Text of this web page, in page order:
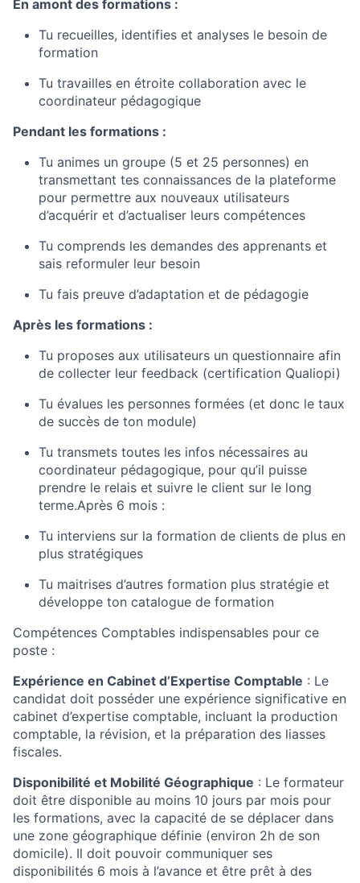
En amont des formations :
Tu recueilles, identifies et analyses le besoin de
formation
Tu travailles en étroite collaboration avec le
coordinateur pédagogique
Pendant les formations :
Tu animes un groupe (5 et 25 personnes) en
transmettant tes connaissances de la plateforme
pour permettre aux nouveaux utilisateurs
d’acquérir et d’actualiser leurs compétences
Tu comprends les demandes des apprenants et
sais reformuler leur besoin
Tu fais preuve d’adaptation et de pédagogie
Après les formations :
Tu proposes aux utilisateurs un questionnaire afin
de collecter leur feedback (certification Qualiopi)
Tu évalues les personnes formées (et donc le taux
de succès de ton module)
Tu transmets toutes les infos nécessaires au
coordinateur pédagogique, pour qu’il puisse
prendre le relais et suivre le client sur le long
terme.Après 6 mois :
Tu interviens sur la formation de clients de plus en
plus stratégiques
Tu maitrises d’autres formation plus stratégie et
développe ton catalogue de formation
Compétences Comptables indispensables pour ce
poste :
Expérience en Cabinet d’Expertise Comptable : Le
candidat doit posséder une expérience significative en
cabinet d’expertise comptable, incluant la production
comptable, la révision, et la préparation des liasses
fiscales.
Disponibilité et Mobilité Géographique : Le formateur
doit être disponible au moins 10 jours par mois pour
les formations, avec la capacité de se déplacer dans
une zone géographique définie (environ 2h de son
domicile). Il doit pouvoir communiquer ses
disponibilités 6 mois à l’avance et être prêt à des